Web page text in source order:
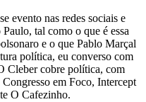
evento nas redes sociais e
tal como o que é essa
e o que Pablo Marçal
política, eu converso com
Cleber cobre política, com
em Foco, Intercept
O Cafezinho.